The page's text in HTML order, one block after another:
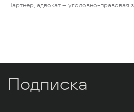
Партнер, адвокат – уголовно-правовая
Подписка